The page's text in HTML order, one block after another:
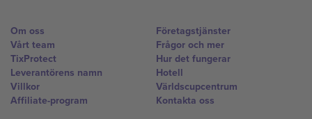
Om oss
Vårt team
TixProtect
Leverantörens namn
Villkor
Affiliate-program
Företagstjänster
Frågor och mer
Hur det fungerar
Hotell
Världscupcentrum
Kontakta oss